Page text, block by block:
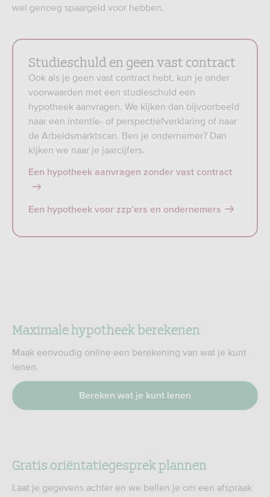
wel genoeg spaargeld voor hebben.
Studieschuld en geen vast contract
Ook als je geen vast contract hebt, kun je onder
voorwaarden met een studieschuld een
hypotheek aanvragen. We kijken dan bijvoorbeeld
naar een intentie- of perspectiefverklaring of naar
de Arbeidsmarktscan. Ben je ondernemer? Dan
kijken we naar je jaarcijfers.
Een hypotheek aanvragen zonder vast contract
Een hypotheek voor zzp’ers en ondernemers
Maximale hypotheek berekenen
Maak eenvoudig online een berekening van wat je kunt
lenen.
Bereken wat je kunt lenen
Gratis oriëntatiegesprek plannen
Laat je gegevens achter en we bellen je om een afspraak